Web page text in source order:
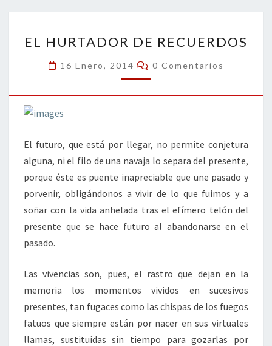
HURTADOR
DE
RECUERDOS
EL HURTADOR DE RECUERDOS
16 Enero, 2014 Comentarios
0 Comentarios
El futuro, que está por llegar, no permite conjetura
alguna, ni el filo de una navaja lo separa del presente,
porque éste es puente inapreciable que une pasado y
porvenir, obligándonos a vivir de lo que fuimos y a
soñar con la vida anhelada tras el efímero telón del
presente que se hace futuro al abandonarse en el
pasado.
Las vivencias son, pues, el rastro que dejan en la
memoria los momentos vividos en sucesivos
presentes, tan fugaces como las chispas de los fuegos
fatuos que siempre están por nacer en sus virtuales
llamas, sustituidas sin tiempo para gozarlas por